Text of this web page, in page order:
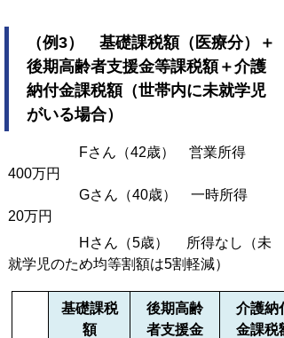
（例3） 基礎課税額（医療分）＋
後期高齢者支援金等課税額＋介護
納付金課税額（世帯内に未就学児
がいる場合）
Fさん（42歳） 営業所得
400万円
Gさん（40歳） 一時所得
20万円
Hさん（5歳） 所得なし（未
就学児のため均等割額は5割軽減）
基礎課税
額
後期高齢
者支援金
介護納
金課税